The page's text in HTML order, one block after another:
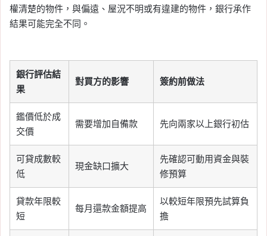
權清楚的物件，與偏遠、屋況不明或有違建的物件，銀行承作
結果可能完全不同。
銀行評估結
果
對買方的影響 簽約前做法
鑑價低於成
交價
需要增加自備款 先向兩家以上銀行初估
可貸成數較
低
現金缺口擴大
先確認可動用資金與裝
修預算
貸款年限較
短
每月還款金額提高
以較短年限預先試算負
擔